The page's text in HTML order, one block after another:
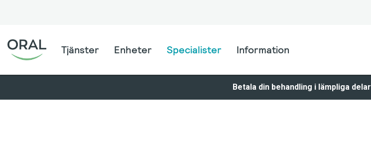
Tjänster Enheter Specialister Information
Betala din behandling i lämpliga delar